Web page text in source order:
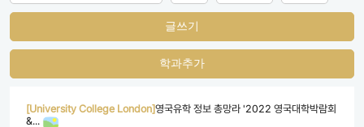
글쓰기
학과추가
[University College London]영국유학 정보 총망라 '2022 영국대학박람회
&...